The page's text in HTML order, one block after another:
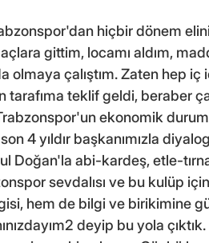
hiçbir dönem
gittim, locamı aldım,
olmaya çalıştım. Zaten hep iç
tarafıma teklif geldi, beraber
ekonomik
4 yıldır başkanımızla
Doğan'la abi-kardeş, etle-
sevdalısı ve bu kulüp
hem de bilgi ve birikimine
deyip bu yola